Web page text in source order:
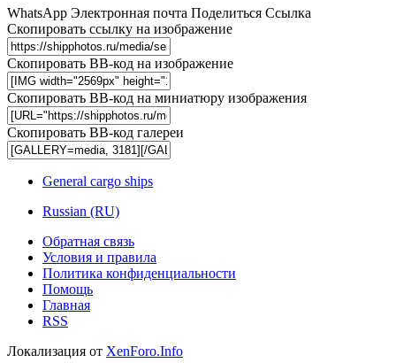
WhatsApp Электронная почта Поделиться Ссылка
Скопировать ссылку на изображение
Скопировать BB-код на изображение
Скопировать BB-код на миниатюру изображения
Скопировать BB-код галереи
General cargo ships
Russian (RU)
Обратная связь
Условия и правила
Политика конфиденциальности
Помощь
Главная
RSS
Локализация от XenForo.Info